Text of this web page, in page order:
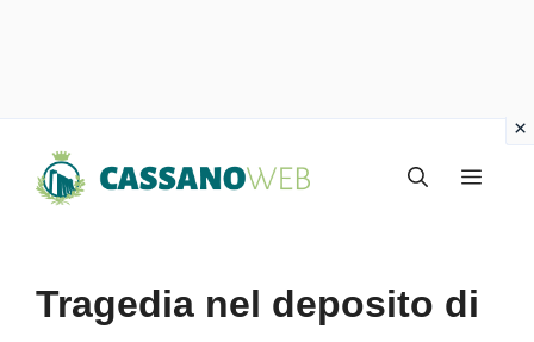
Menu
Tragedia nel deposito di